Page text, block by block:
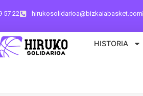
57 22 hirukosolidarioa@bizkaiabasket.com
HISTORIA